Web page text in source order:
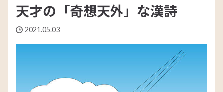
天才の「奇想天外」な漢詩
2021.05.03